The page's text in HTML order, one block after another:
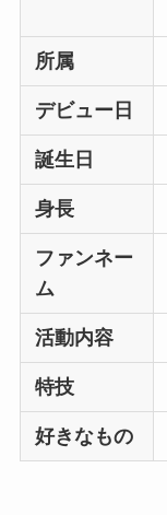
所属
デビュー日
誕生日
身長
ファンネー
ム
活動内容
特技
好きなもの